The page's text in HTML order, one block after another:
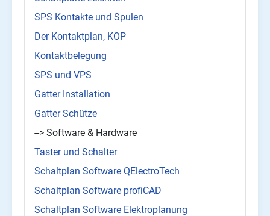
SPS Kontakte und Spulen
Der Kontaktplan, KOP
Kontaktbelegung
SPS und VPS
Gatter Installation
Gatter Schütze
--> Software & Hardware
Taster und Schalter
Schaltplan Software QElectroTech
Schaltplan Software profiCAD
Schaltplan Software Elektroplanung